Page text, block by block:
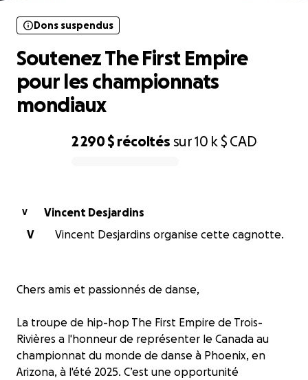
2 290 $ récoltés sur10 k $ CAD
Dons suspendus
Soutenez The First Empire
pour les championnats
mondiaux
V
Vincent Desjardins
V
Vincent Desjardins organise cette cagnotte.
Chers amis et passionnés de danse,
La troupe de hip-hop The First Empire de Trois-
Rivières a l'honneur de représenter le Canada au
championnat du monde de danse à Phoenix, en
Arizona, à l'été 2025. C’est une opportunité